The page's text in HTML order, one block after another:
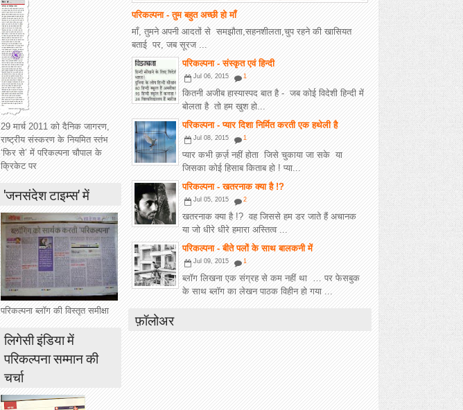
परिकल्पना - तुम बहुत अच्छी हो माँ
माँ, तुमने अपनी आदतों से समझौता,सहनशीलता,चुप रहने की खासियत
बताई पर, जब सूरज ...
परिकल्पना - संस्कृत एवं हिन्दी
Jul 06, 2015 1
कितनी अजीब हास्यास्पद बात है - जब कोई विदेशी हिन्दी में
बोलता है तो हम खुश हो...
परिकल्पना - प्यार दिशा निर्मित करती एक हथेली है
Jul 08, 2015 1
प्यार कभी क़र्ज़ नहीं होता जिसे चुकाया जा सके या
जिसका कोई हिसाब किताब हो ! प्या...
परिकल्पना - खतरनाक क्या है !?
Jul 05, 2015 2
खतरनाक क्या है !? वह जिससे हम डर जाते हैं अचानक
या जो धीरे धीरे हमारा अस्तित्व ...
परिकल्पना - बीते पलों के साथ बालकनी में
Jul 09, 2015 1
ब्लॉग लिखना एक संग्रह से कम नहीं था … पर फेसबुक
के साथ ब्लॉग का लेखन पाठक विहीन हो गया ...
फ़ॉलोअर
29 मार्च 2011 को दैनिक जागरण,
राष्ट्रीय संस्करण के नियमित स्तंभ
‘फिर से’ में परिकल्पना चौपाल के
क्रिकेट पर
'जनसंदेश टाइम्स' में
परिकल्पना ब्लॉग की विस्तृत समीक्षा
लिगेसी इंडिया में
परिकल्पना सम्मान की
चर्चा